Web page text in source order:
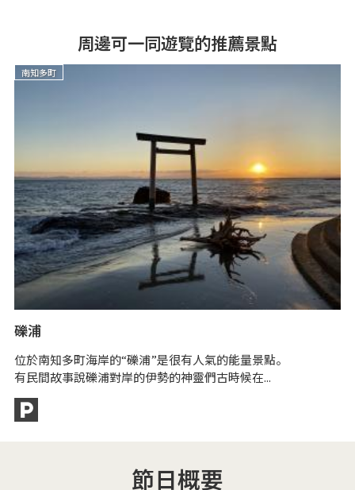
周邊可一同遊覽的推薦景點
南知多町
礫浦
位於南知多町海岸的“礫浦”是很有人氣的能量景點。
有民間故事說礫浦對岸的伊勢的神靈們古時候在...
節日概要